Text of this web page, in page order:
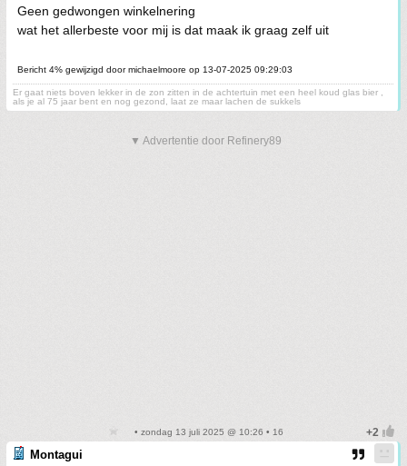
Geen gedwongen winkelnering
wat het allerbeste voor mij is dat maak ik graag zelf uit
Bericht 4% gewijzigd door michaelmoore op 13-07-2025 09:29:03
Er gaat niets boven lekker in de zon zitten in de achtertuin met een heel koud glas bier ,
als je al 75 jaar bent en nog gezond, laat ze maar lachen de sukkels
▼ Advertentie door Refinery89
• zondag 13 juli 2025 @ 10:26 • 16
Montagui